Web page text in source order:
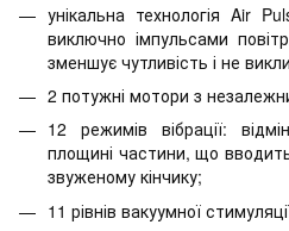
унікальна технологія Air
виключно імпульсами
зменшує чутливість і не
2 потужні мотори з
12 режимів вібрації:
площині частини, що
звуженому кінчику;
11 рівнів вакуумної